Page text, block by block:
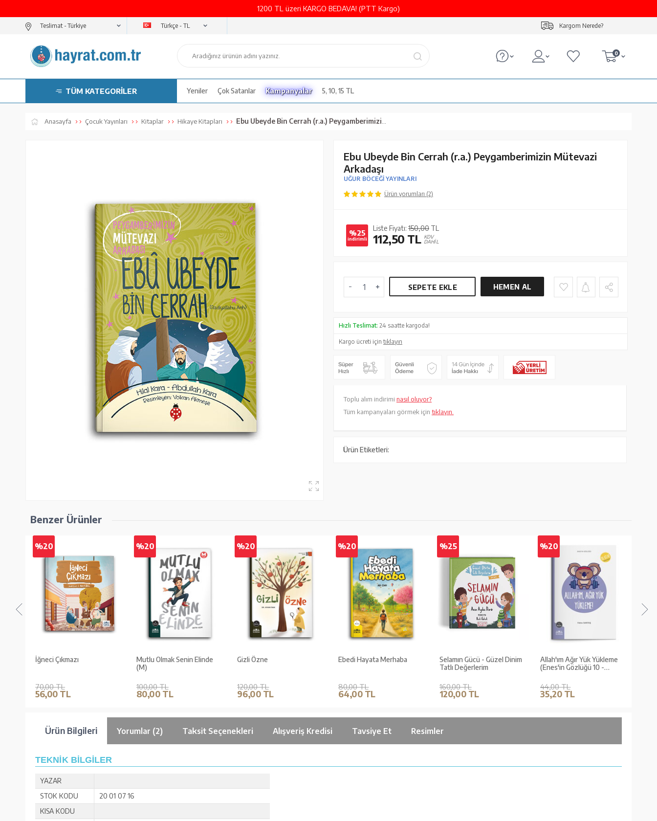
1200 TL üzeri KARGO BEDAVA! (PTT Kargo)
Teslimat - Türkçe - TL Kargom Nerede?
0
TÜM KATEGORİLER Yeniler Çok Satanlar Kampanyalar 5, 10, 15 TL
Anasayfa Çocuk Yayınları Kitaplar Hikaye Kitapları Ebu Ubeyde Bin Cerrah (r.a.) Peygamberimizin Mütevazi Arkadaşı
Ebu Ubeyde Bin Cerrah (r.a.) Peygamberimizin Mütevazi
Arkadaşı
UĞUR BÖCEĞİ YAYINLARI
Ürün yorumları (2)
%25
indirimli
Liste Fiyatı: 150,00 TL
112,50 TL KDV
DAHİL
SEPETE EKLE HEMEN AL
Hızlı Teslimat: 24 saatte kargoda!
Kargo ücreti içintıklayın
Toplu alım indirimi nasıl oluyor?
Tüm kampanyaları görmek için tıklayın.
Ürün Etiketleri:
Benzer Ürünler
%20
İğneci Çıkmazı
70,00 TL
56,00 TL
%20
Mutlu Olmak Senin Elinde
(M)
100,00 TL
80,00 TL
%20
Gizli Özne
120,00 TL
96,00 TL
%20
Ebedi Hayata Merhaba
80,00 TL
64,00 TL
%25
Selamın Gücü - Güzel Dinim
Tatlı Değerlerim
160,00 TL
120,00 TL
%20
Allah'ım Ağır Yük Yükleme
(Enes'in Gözlüğü 10 -
44,00 TL
35,20 TL
Ürün Bilgileri Yorumlar (2) Taksit Seçenekleri Alışveriş Kredisi Tavsiye Et Resimler
TEKNİK BİLGİLER
YAZAR
STOK KODU
20 01 07 16
KISA KODU